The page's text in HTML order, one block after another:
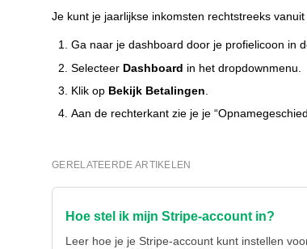
Je kunt je jaarlijkse inkomsten rechtstreeks
Ga naar je dashboard door je profielicoon in
Selecteer Dashboard in het dropdownmenu.
Klik op Bekijk Betalingen
Aan de rechterkant zie je je
GERELATEERDE ARTIKELEN
Hoe stel ik mijn Stripe-account in?
Leer hoe je je Stripe-account kunt instellen